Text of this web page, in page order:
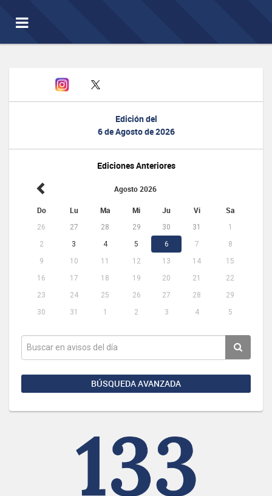
Toggle
navigation
Edición del
6 de Agosto de 2026
Ediciones Anteriores
Agosto 2026
Do Lu Ma Mi Ju Vi Sa
26 27 28 29 30 31
1
2
3 4 5 6 7
8
9
10 11 12 13 14
15
16
17 18 19 20 21
22
23
24 25 26 27 28
29
30
31 1 2 3 4 5
BÚSQUEDA AVANZADA